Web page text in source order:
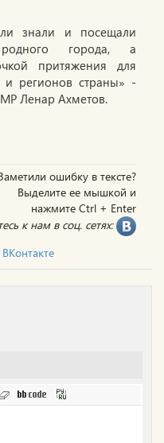
знали и посещали
родного города, а
притяжения для
и регионов страны» -
Ленар Ахметов.
ошибку в тексте?
Выделите ее мышкой и
нажмите Ctrl + Enter
к нам в соц. сетях: